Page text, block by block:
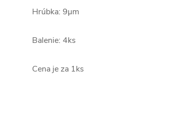
Hrúbka: 9µm
Balenie: 4ks
Cena je za 1ks